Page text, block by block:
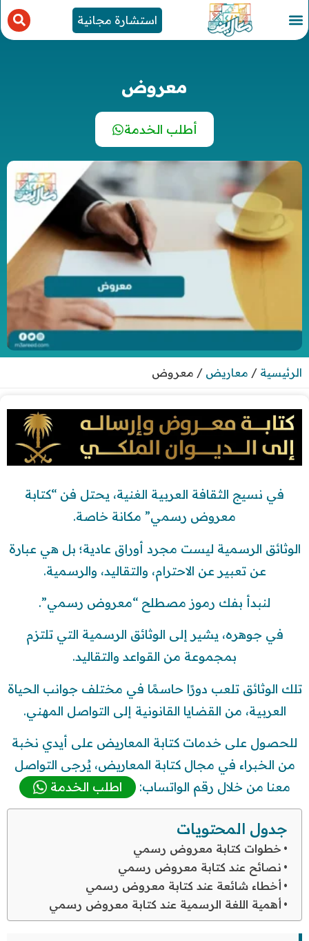
استشارة مجانية
معروض
أطلب الخدمة
الرئيسية / معاريض / معروض
في نسيج الثقافة العربية الغنية، يحتل فن “كتابة
معروض رسمي” مكانة خاصة.
الوثائق الرسمية ليست مجرد أوراق عادية؛ بل هي عبارة
عن تعبير عن الاحترام، والتقاليد، والرسمية.
لنبدأ بفك رموز مصطلح “معروض رسمي”.
في جوهره، يشير إلى الوثائق الرسمية التي تلتزم
بمجموعة من القواعد والتقاليد.
تلك الوثائق تلعب دورًا حاسمًا في مختلف جوانب الحياة
العربية، من القضايا القانونية إلى التواصل المهني.
للحصول على خدمات كتابة المعاريض على أيدي نخبة
من الخبراء في مجال كتابة المعاريض، يُرجى التواصل
معنا من خلال رقم الواتساب:
اطلب الخدمة
جدول المحتويات
خطوات كتابة معروض رسمي
نصائح عند كتابة معروض رسمي
أخطاء شائعة عند كتابة معروض رسمي
أهمية اللغة الرسمية عند كتابة معروض رسمي